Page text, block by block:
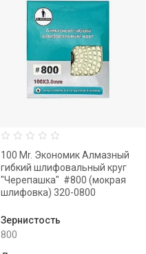
100 Mr. Экономик Алмазный
гибкий шлифовальный круг
"Черепашка" #800 (мокрая
шлифовка) 320-0800
Зернистость
800